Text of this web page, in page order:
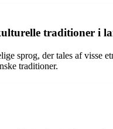
traditioner i
sprog, der tales af visse
traditioner.